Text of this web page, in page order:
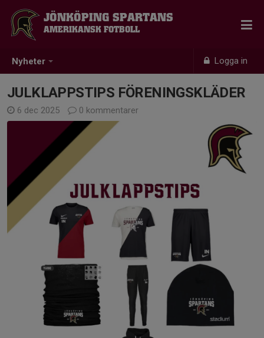
Nyheter Logga in
JÖNKÖPING SPARTANS
AMERIKANSK FOTBOLL
JULKLAPPSTIPS FÖRENINGSKLÄDER
6 dec 2025 0 kommentarer